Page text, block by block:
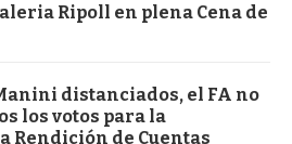
Ripoll en plena Cena de
distanciados, el FA no
los votos para la
Rendición de Cuentas